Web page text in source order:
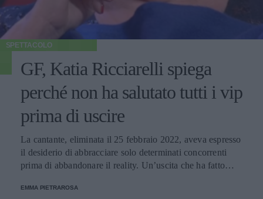
SPETTACOLO
GF, Katia Ricciarelli spiega
perché non ha salutato tutti i vip
prima di uscire
La cantante, eliminata il 25 febbraio 2022, aveva espresso
il desiderio di abbracciare solo determinati concorrenti
prima di abbandonare il reality. Un’uscita che ha fatto
parlare nella diretta del 28 febbraio.
EMMA PIETRAROSA